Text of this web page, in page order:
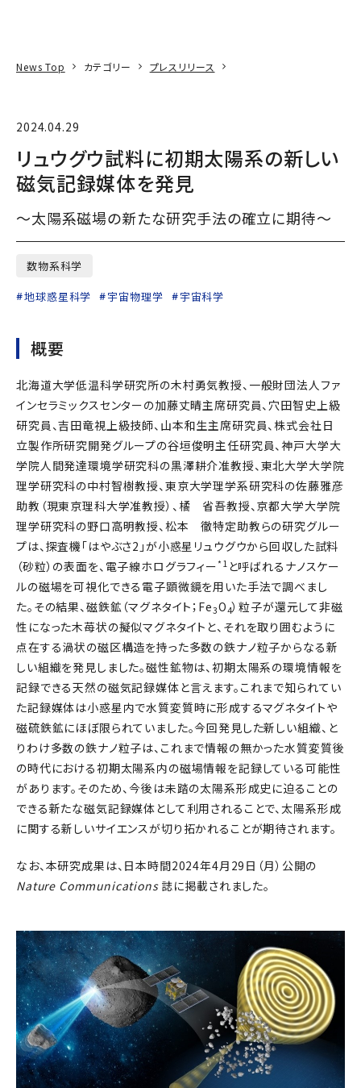
News Top カテゴリー プレスリリース
2024.04.29
リュウグウ試料に初期太陽系の新しい
磁気記録媒体を発見
～太陽系磁場の新たな研究手法の確立に期待～
数物系科学
地球惑星科学
宇宙物理学 宇宙科学
概要
北海道大学低温科学研究所の木村勇気教授、一般財団法人ファ
インセラミックスセンターの加藤丈晴主席研究員、穴田智史上級
研究員、吉田竜視上級技師、山本和生主席研究員、株式会社日
立製作所研究開発グループの谷垣俊明主任研究員、神戸大学大
学院人間発達環境学研究科の黒澤耕介准教授、東北大学大学院
理学研究科の中村智樹教授、東京大学理学系研究科の佐藤雅彦
助教（現東京理科大学准教授）、橘 省吾教授、京都大学大学院
理学研究科の野口高明教授、松本 徹特定助教らの研究グルー
プは、探査機「はやぶさ2」が小惑星リュウグウから回収した試料
（砂粒）の表面を、電子線ホログラフィー*1 と呼ばれるナノスケー
ルの磁場を可視化できる電子顕微鏡を用いた手法で調べまし
た。その結果、磁鉄鉱（マグネタイト；Fe3O4）粒子が還元して非磁
性になった木苺状の擬似マグネタイトと、それを取り囲むように
点在する渦状の磁区構造を持った多数の鉄ナノ粒子からなる新
しい組織を発見しました。磁性鉱物は、初期太陽系の環境情報を
記録できる天然の磁気記録媒体と言えます。これまで知られてい
た記録媒体は小惑星内で水質変質時に形成するマグネタイトや
磁硫鉄鉱にほぼ限られていました。今回発見した新しい組織、と
りわけ多数の鉄ナノ粒子は、これまで情報の無かった水質変質後
の時代における初期太陽系内の磁場情報を記録している可能性
があります。そのため、今後は未踏の太陽系形成史に迫ることの
できる新たな磁気記録媒体として利用されることで、太陽系形成
に関する新しいサイエンスが切り拓かれることが期待されます。
なお、本研究成果は、日本時間2024年4月29日（月）公開の
Nature Communications 誌に掲載されました。